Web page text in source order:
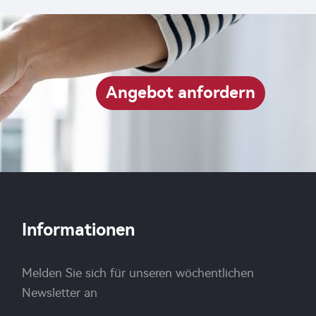
Wirksamkeit
Angebot anfordern
Informationen
Melden Sie sich für unseren wöchentlichen
Newsletter an